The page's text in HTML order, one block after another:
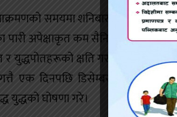
समयमा शनिबारको साँझ नै
पारी अपेक्षाकृत कम सैनिक रहेको र कल्पनै
र युद्धपोतहरूको क्षति गराइएको
एक दिनपछि डिसेम्बर ८ का दिन
युद्धको घोषणा गरे।